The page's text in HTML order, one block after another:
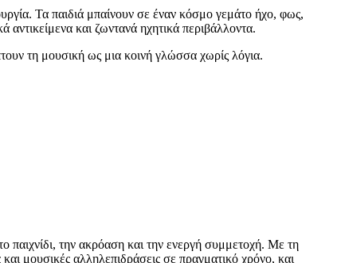
Τα παιδιά μπαίνουν σε έναν κόσμο γεμάτο ήχο, φως,
και ζωντανά ηχητικά περιβάλλοντα.
τη μουσική ως μια κοινή γλώσσα χωρίς λόγια.
παιχνίδι, την ακρόαση και την ενεργή συμμετοχή. Με τη
μουσικές αλληλεπιδράσεις σε πραγματικό χρόνο, και